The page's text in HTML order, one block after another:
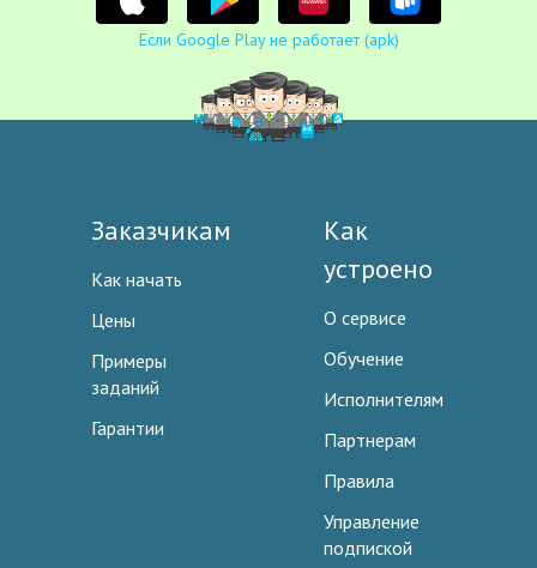
Если Google Play не работает (apk)
Заказчикам
Как начать
Цены
Примеры
заданий
Гарантии
Как
устроено
О сервисе
Обучение
Исполнителям
Партнерам
Правила
Управление
подпиской